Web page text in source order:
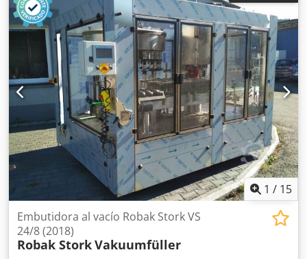
uso, 100% funcional, entrega según fotos. ¡ATENCIÓN:
Consulte por separado los costes de embalaje y envío!
Cjdpjx Dw Rfjfx Afijha
1 / 15
Embutidora al vacío Robak Stork VS
24/8 (2018)
Robak StorkVakuumfüller